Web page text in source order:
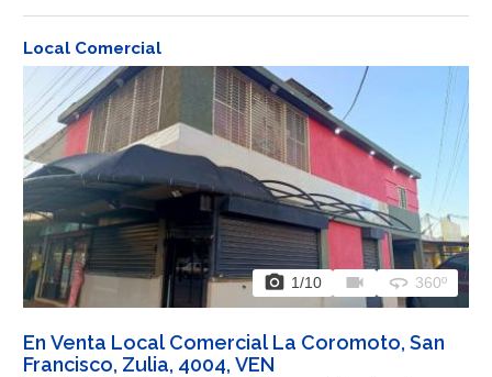
Local Comercial
photo_camera 1/10 videocam 360 360º
En Venta Local Comercial La Coromoto, San
Francisco, Zulia, 4004, VEN